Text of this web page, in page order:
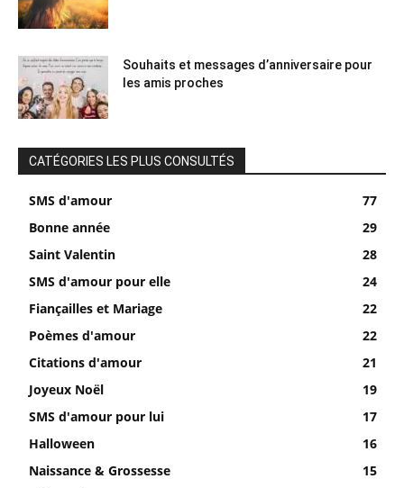
Souhaits et messages d’anniversaire pour
les amis proches
CATÉGORIES LES PLUS CONSULTÉS
SMS d'amour
77
Bonne année
29
Saint Valentin
28
SMS d'amour pour elle
24
Fiançailles et Mariage
22
Poèmes d'amour
22
Citations d'amour
21
Joyeux Noël
19
SMS d'amour pour lui
17
Halloween
16
Naissance & Grossesse
15